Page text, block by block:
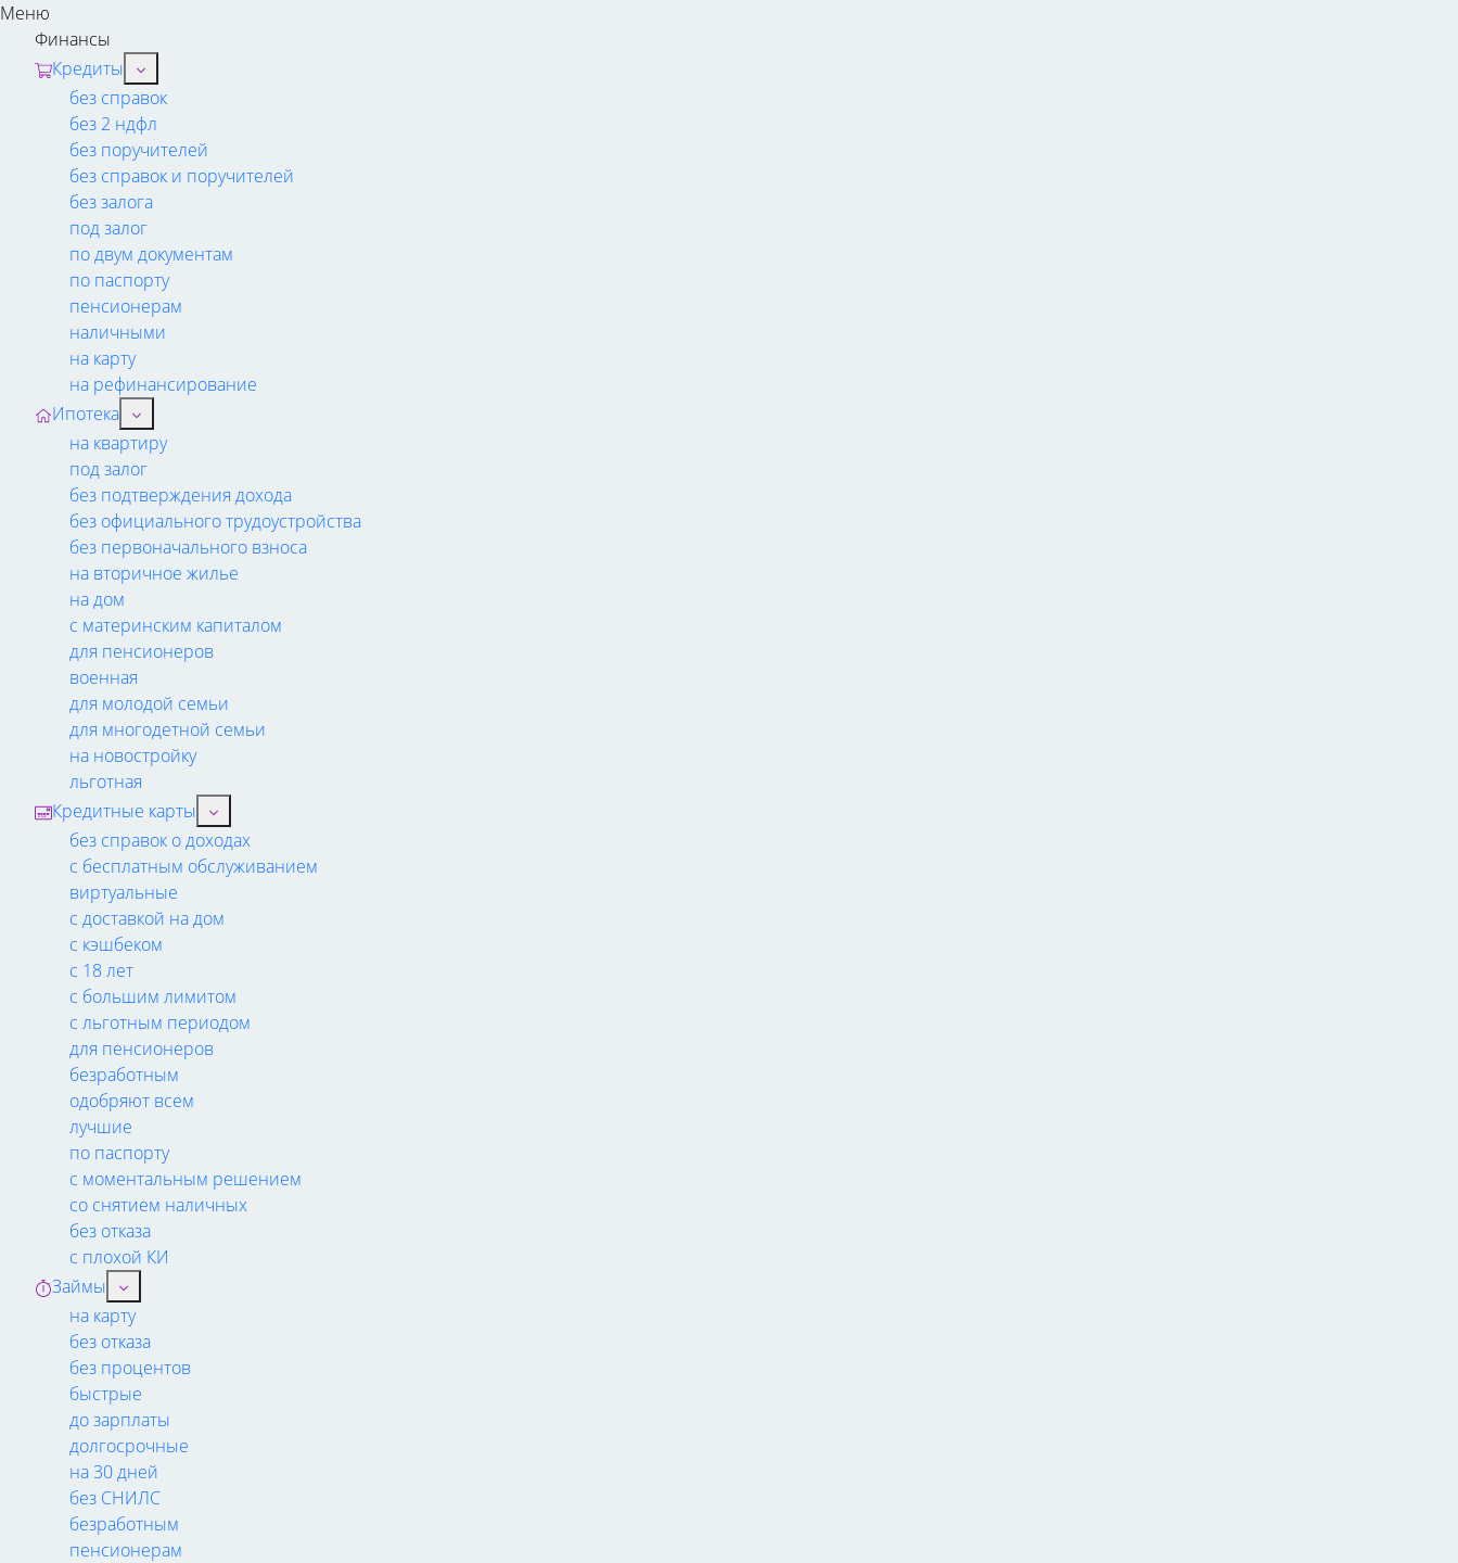
Меню
Финансы
Кредиты
без справок
без 2 ндфл
без поручителей
без справок и поручителей
без залога
под залог
по двум документам
по паспорту
пенсионерам
наличными
на карту
на рефинансирование
Ипотека
на квартиру
под залог
без подтверждения дохода
без официального трудоустройства
без первоначального взноса
на вторичное жилье
на дом
с материнским капиталом
для пенсионеров
военная
для молодой семьи
для многодетной семьи
на новостройку
льготная
Кредитные карты
без справок о доходах
с бесплатным обслуживанием
виртуальные
с доставкой на дом
с кэшбеком
с 18 лет
с большим лимитом
с льготным периодом
для пенсионеров
безработным
одобряют всем
лучшие
по паспорту
с моментальным решением
со снятием наличных
без отказа
с плохой КИ
Займы
на карту
без отказа
без процентов
быстрые
до зарплаты
долгосрочные
на 30 дней
без СНИЛС
безработным
пенсионерам